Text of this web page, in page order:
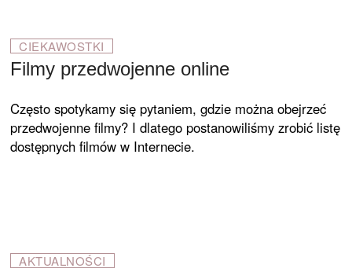
CIEKAWOSTKI
Filmy przedwojenne online
Często spotykamy się pytaniem, gdzie można obejrzeć
przedwojenne filmy? I dlatego postanowiliśmy zrobić listę
dostępnych filmów w Internecie.
AKTUALNOŚCI